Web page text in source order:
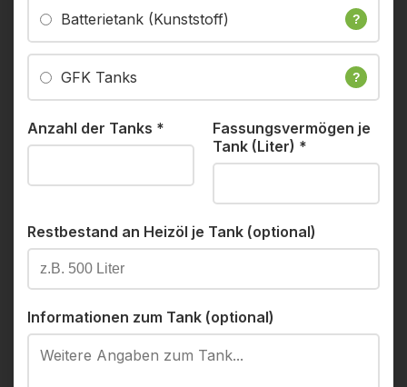
Batterietank (Kunststoff) ?
GFK Tanks ?
Anzahl der Tanks *
Fassungsvermögen je
Tank (Liter) *
Restbestand an Heizöl je Tank (optional)
Informationen zum Tank (optional)